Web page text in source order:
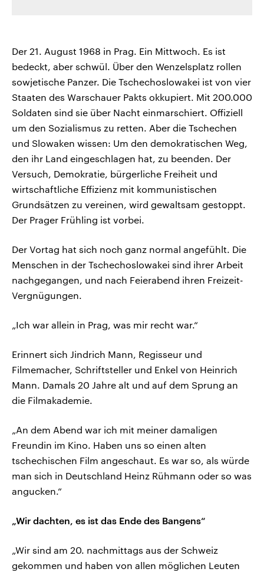
Der 21. August 1968 in Prag. Ein Mittwoch. Es ist
bedeckt, aber schwül. Über den Wenzelsplatz rollen
sowjetische Panzer. Die Tschechoslowakei ist von vier
Staaten des Warschauer Pakts okkupiert. Mit 200.000
Soldaten sind sie über Nacht einmarschiert. Offiziell
um den Sozialismus zu retten. Aber die Tschechen
und Slowaken wissen: Um den demokratischen Weg,
den ihr Land eingeschlagen hat, zu beenden. Der
Versuch, Demokratie, bürgerliche Freiheit und
wirtschaftliche Effizienz mit kommunistischen
Grundsätzen zu vereinen, wird gewaltsam gestoppt.
Der Prager Frühling ist vorbei.
Der Vortag hat sich noch ganz normal angefühlt. Die
Menschen in der Tschechoslowakei sind ihrer Arbeit
nachgegangen, und nach Feierabend ihren Freizeit-
Vergnügungen.
„Ich war allein in Prag, was mir recht war.“
Erinnert sich Jindrich Mann, Regisseur und
Filmemacher, Schriftsteller und Enkel von Heinrich
Mann. Damals 20 Jahre alt und auf dem Sprung an
die Filmakademie.
„An dem Abend war ich mit meiner damaligen
Freundin im Kino. Haben uns so einen alten
tschechischen Film angeschaut. Es war so, als würde
man sich in Deutschland Heinz Rühmann oder so was
angucken.“
„Wir dachten, es ist das Ende des Bangens“
„Wir sind am 20. nachmittags aus der Schweiz
gekommen und haben von allen möglichen Leuten